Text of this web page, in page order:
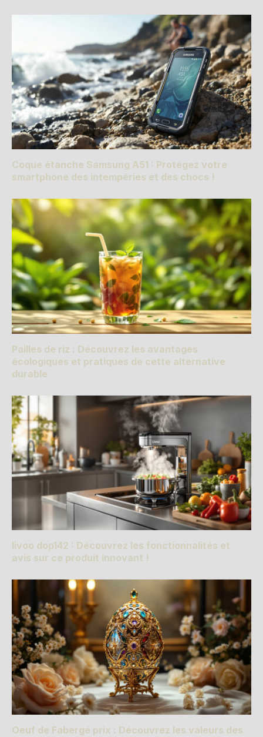
Coque étanche Samsung A51 : Protégez votre
smartphone des intempéries et des chocs !
Pailles de riz : Découvrez les avantages
écologiques et pratiques de cette alternative
durable
livoo dop142 : Découvrez les fonctionnalités et
avis sur ce produit innovant !
Oeuf de Fabergé prix : Découvrez les valeurs des